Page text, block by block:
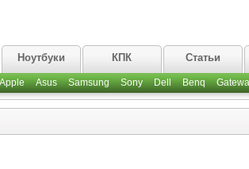
Ноутбуки КПК Статьи
Asus Samsung Sony Dell Benq